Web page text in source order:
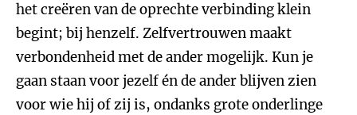
het creëren van de oprechte verbinding klein
begint; bij henzelf. Zelfvertrouwen maakt
verbondenheid met de ander mogelijk. Kun je
gaan staan voor jezelf én de ander blijven zien
voor wie hij of zij is, ondanks grote onderlinge